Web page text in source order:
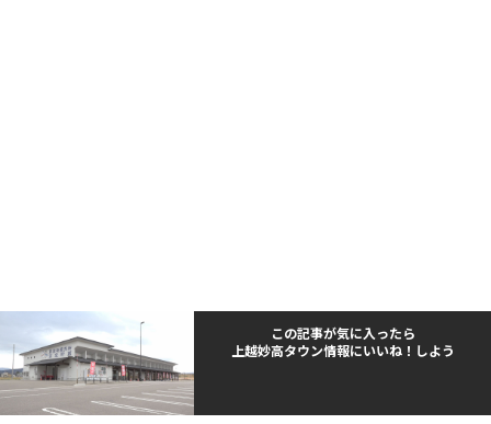
この記事が気に入ったら
上越妙高タウン情報にいいね！しよう